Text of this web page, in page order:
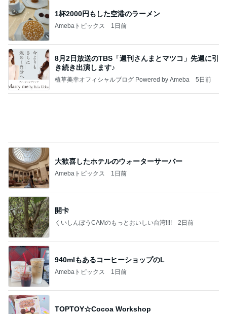
1杯2000円もした空港のラーメン
Amebaトピックス 1日前
8月2日放送のTBS「週刊さんまとマツコ」先週に引
き続き出演します♪
植草美幸オフィシャルブログ Powered by Ameba 5日前
大歓喜したホテルのウォーターサーバー
Amebaトピックス 1日前
開卡
くいしんぼうCAMのもっとおいしい台湾!!!! 2日前
940mlもあるコーヒーショップのL
Amebaトピックス 1日前
TOPTOY☆Cocoa Workshop